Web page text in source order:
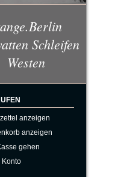
Schleifen
Westen
anzeigen
anzeigen
gehen
Konto